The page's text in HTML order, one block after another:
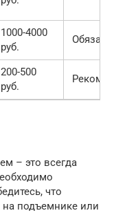
1000-4000
руб.
200-500
руб.
– это всегда
что
подъемнике или